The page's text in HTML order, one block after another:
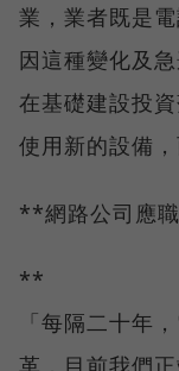
業，業者既是
因這種變化及
在基礎建設投
使用新的設備
**網路公司應
**
「每隔二十年
革，目前我們